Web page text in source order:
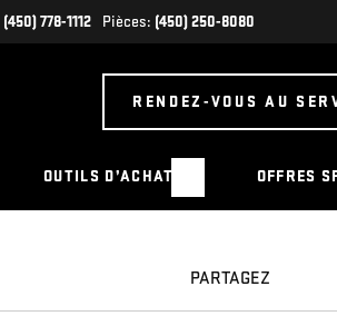
(450) 778-1112 Pièces: (450) 250-8080
RENDEZ-VOUS AU
OUTILS D’ACHAT OFFRES
PARTAGEZ